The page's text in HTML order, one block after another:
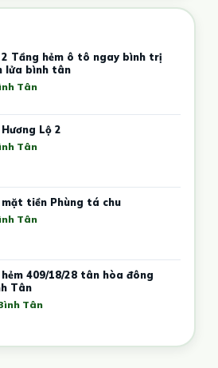
2 Tầng hẻm ô tô ngay bình trị
lửa bình tân
Tân
Lộ 2
Tân
mặt tiền Phùng tá chu
Tân
409/18/28 tân hòa đông
Tân
Tân